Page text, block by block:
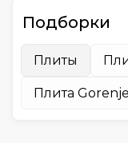
Подборки
Плиты
Плита